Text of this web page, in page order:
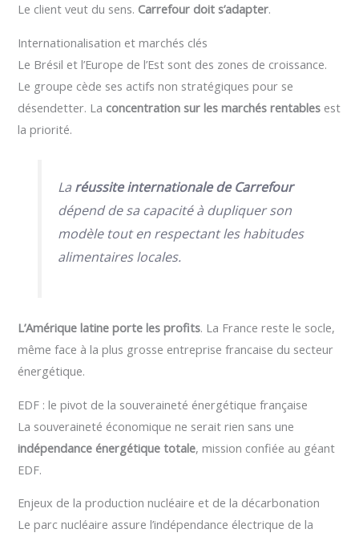
Le client veut du sens. Carrefour doit s’adapter.
Internationalisation et marchés clés
Le Brésil et l’Europe de l’Est sont des zones de croissance.
Le groupe cède ses actifs non stratégiques pour se
désendetter. La concentration sur les marchés rentables est
la priorité.
La réussite internationale de Carrefour
dépend de sa capacité à dupliquer son
modèle tout en respectant les habitudes
alimentaires locales.
L’Amérique latine porte les profits. La France reste le socle,
même face à la plus grosse entreprise francaise du secteur
énergétique.
EDF : le pivot de la souveraineté énergétique française
La souveraineté économique ne serait rien sans une
indépendance énergétique totale, mission confiée au géant
EDF.
Enjeux de la production nucléaire et de la décarbonation
Le parc nucléaire assure l’indépendance électrique de la